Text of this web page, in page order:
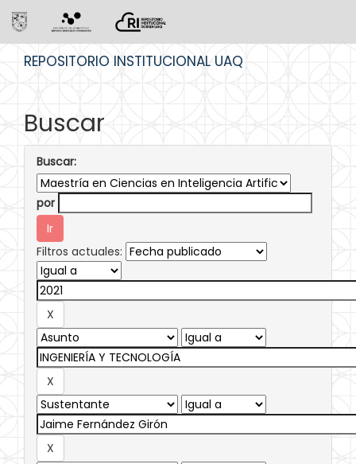
REPOSITORIO INSTITUCIONAL UAQ
Buscar
Buscar:
por
Filtros actuales: